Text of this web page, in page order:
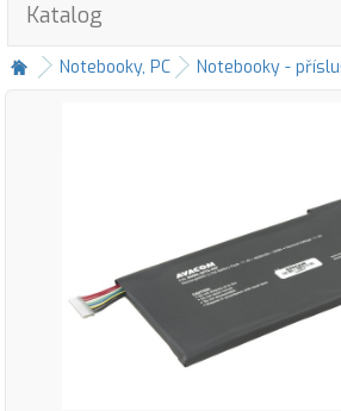
Katalog
Notebooky, PC Notebooky -